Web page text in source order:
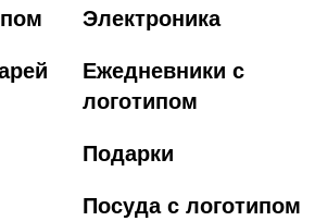
Электроника
Ежедневники с
логотипом
Подарки
Посуда с логотипом